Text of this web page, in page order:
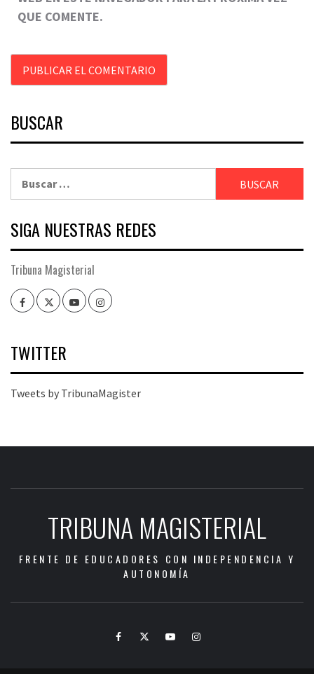
QUE COMENTE.
BUSCAR
SIGA NUESTRAS REDES
Tribuna Magisterial
FacebookTwitterYoutubeInstagram
TWITTER
Tweets by TribunaMagister
TRIBUNA MAGISTERIAL
FRENTE DE EDUCADORES CON INDEPENDENCIA Y
AUTONOMÍA
FacebookTwitterYoutubeInstagram